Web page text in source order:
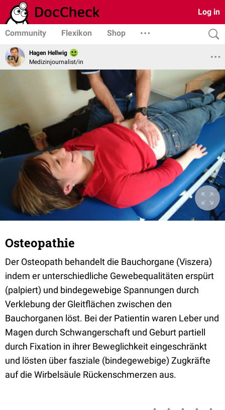
Log in
Community Flexikon Shop
Hagen Hellwig
Medizinjournalist/in
Osteopathie
Der Osteopath behandelt die Bauchorgane (Viszera)
indem er unterschiedliche Gewebequalitäten erspürt
(palpiert) und bindegewebige Spannungen durch
Verklebung der Gleitflächen zwischen den
Bauchorganen löst. Bei der Patientin waren Leber und
Magen durch Schwangerschaft und Geburt partiell
durch Fixation in ihrer Beweglichkeit eingeschränkt
und lösten über fasziale (bindegewebige) Zugkräfte
auf die Wirbelsäule Rückenschmerzen aus.